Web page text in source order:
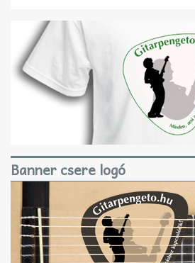
Banner csere logó